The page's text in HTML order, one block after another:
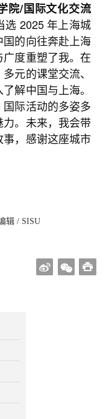
院/国际文化交流
选 2025 年上海城
的向往奔赴上海
度重塑了我。在
元的课堂交流、
解中国与上海。
际活动的多姿多
。未来，我会带
，感谢这座城市
辑 / SISU